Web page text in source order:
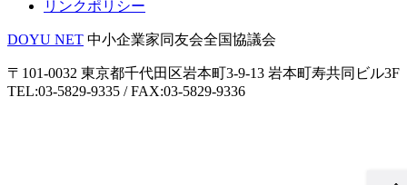
リンクポリシー
DOYU NET 中小企業家同友会全国協議会
〒101-0032 東京都千代田区岩本町3-9-13 岩本町寿共同ビル3F
TEL:03-5829-9335 / FAX:03-5829-9336